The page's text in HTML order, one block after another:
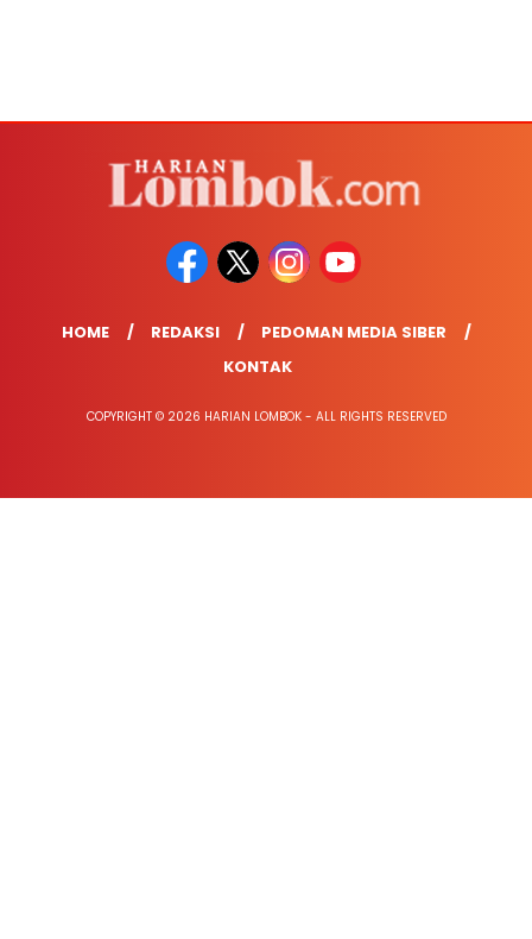
HOME REDAKSI
PEDOMAN MEDIA SIBER
KONTAK
COPYRIGHT © 2026 HARIAN LOMBOK - ALL RIGHTS RESERVED